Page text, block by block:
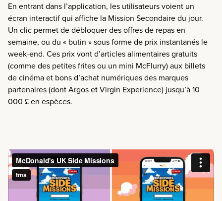
En entrant dans l’application, les utilisateurs voient un
écran interactif qui affiche la Mission Secondaire du jour.
Un clic permet de débloquer des offres de repas en
semaine, ou du « butin » sous forme de prix instantanés le
week-end. Ces prix vont d’articles alimentaires gratuits
(comme des petites frites ou un mini McFlurry) aux billets
de cinéma et bons d’achat numériques des marques
partenaires (dont Argos et Virgin Experience) jusqu’à 10
000 £ en espèces.